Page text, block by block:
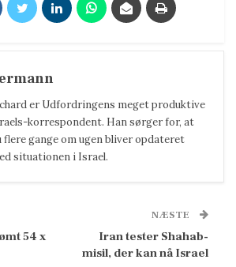
er Udfordringens meget produktive
korrespondent. Han sørger for, at
flere gange om ugen bliver opdateret
situationen i Israel.
54 x
NÆSTE
Iran tester Shahab-
misil, der kan nå Israel